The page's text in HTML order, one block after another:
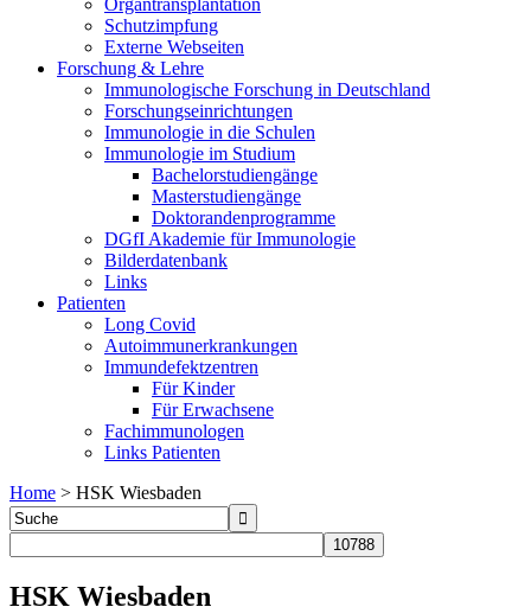
Organtransplantation
Schutzimpfung
Externe Webseiten
Forschung & Lehre
Immunologische Forschung in Deutschland
Forschungseinrichtungen
Immunologie in die Schulen
Immunologie im Studium
Bachelorstudiengänge
Masterstudiengänge
Doktorandenprogramme
DGfI Akademie für Immunologie
Bilderdatenbank
Links
Patienten
Long Covid
Autoimmunerkrankungen
Immundefektzentren
Für Kinder
Für Erwachsene
Fachimmunologen
Links Patienten
Home > HSK Wiesbaden
HSK Wiesbaden